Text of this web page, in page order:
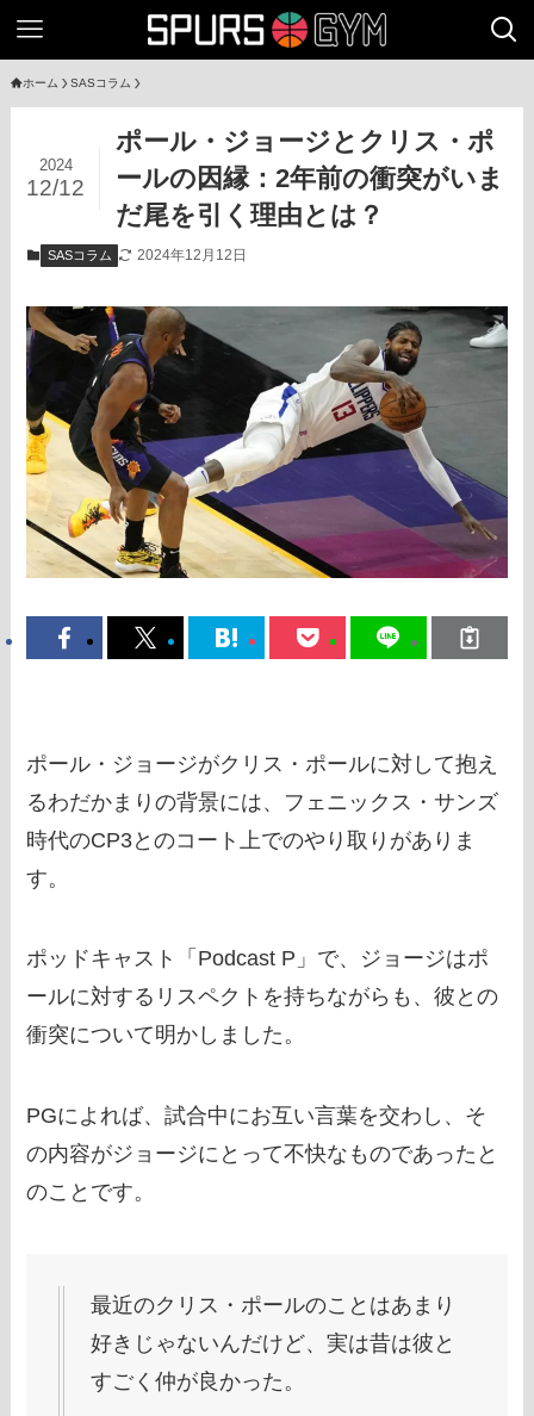
ホーム SASコラム
ポール・ジョージとクリス・ポ
ールの因縁：2年前の衝突がいま
だ尾を引く理由とは？
2024
12/12
SASコラム 2024年12月12日
ポール・ジョージがクリス・ポールに対して抱え
るわだかまりの背景には、フェニックス・サンズ
時代のCP3とのコート上でのやり取りがありま
す。
ポッドキャスト「Podcast P」で、ジョージはポ
ールに対するリスペクトを持ちながらも、彼との
衝突について明かしました。
PGによれば、試合中にお互い言葉を交わし、そ
の内容がジョージにとって不快なものであったと
のことです。
最近のクリス・ポールのことはあまり
好きじゃないんだけど、実は昔は彼と
すごく仲が良かった。